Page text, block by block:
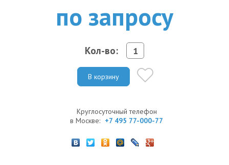
по запросу
Кол-во:
В корзину
Круглосуточный телефон
в Москве: +7 495 77-000-77